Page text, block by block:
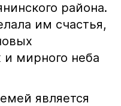
района.
им счастья,
мирного неба
является